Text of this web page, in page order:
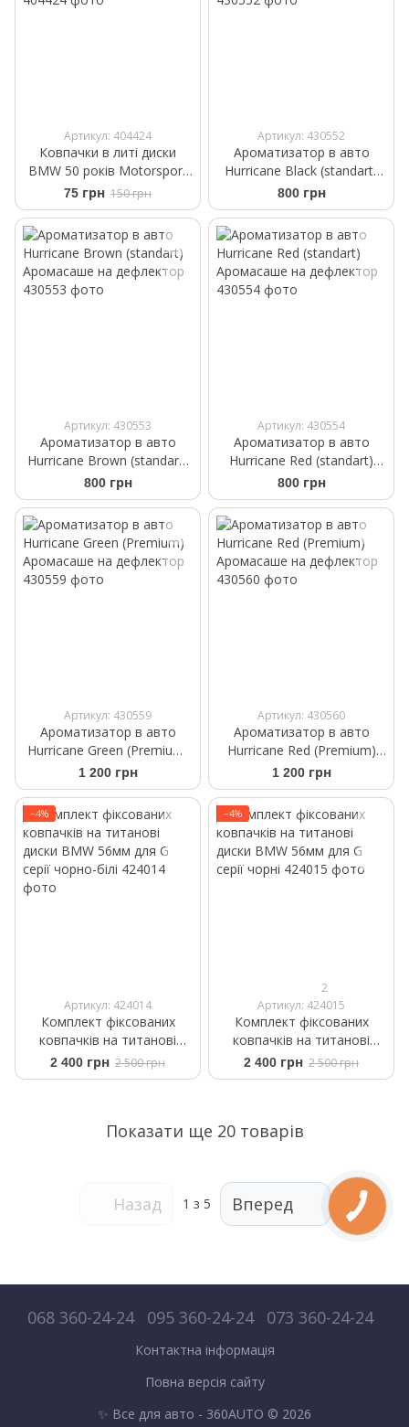
Артикул: 404424
Ковпачки в литі диски
BMW 50 років Motorsport
для G series 52-56мм
75 грн 150 грн
Артикул: 430552
Ароматизатор в авто
Hurricane Black (standart)
Аромасаше на дефлектор
800 грн
Артикул: 430553
Ароматизатор в авто
Hurricane Brown (standart)
Аромасаше на дефлектор
800 грн
Артикул: 430554
Ароматизатор в авто
Hurricane Red (standart)
Аромасаше на дефлектор
800 грн
Артикул: 430559
Ароматизатор в авто
Hurricane Green (Premium)
Аромасаше на дефлектор
1 200 грн
Артикул: 430560
Ароматизатор в авто
Hurricane Red (Premium)
Аромасаше на дефлектор
1 200 грн
−4%
Артикул: 424014
Комплект фіксованих
ковпачків на титанові
диски BMW 56мм для G
серії чорно-білі
2 400 грн 2 500 грн
−4%
2
Артикул: 424015
Комплект фіксованих
ковпачків на титанові
диски BMW 56мм для G
серії чорні
2 400 грн 2 500 грн
Показати ще 20 товарів
Назад 1 з 5 Вперед
068 360-24-24 095 360-24-24 073 360-24-24
Контактна інформація
Повна версія сайту
✨ Все для авто - 360AUTO © 2026